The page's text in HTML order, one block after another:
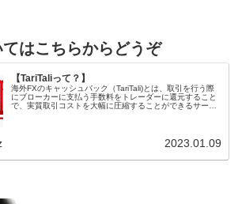
はこちらからどうぞ
【TariTaliって？】
海外FXのキャッシュバック（TariTali)とは、取引を行う際
にブローカーに支払う手数料をトレーダーに還元すること
で、実質取引コストを大幅に圧縮することができるサービ
2023.01.09